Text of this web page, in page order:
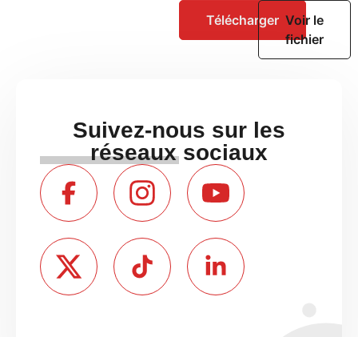
Télécharger Voir le
fichier
Suivez-nous sur les
réseaux sociaux